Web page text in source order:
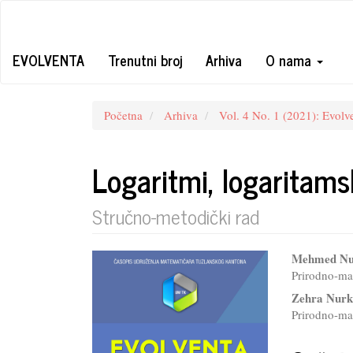
pageEVOLVENTA
Trenutni broj Arhiva O nama
Početna Arhiva Vol. 4 No. 1 (2021):
Logaritmi,
Stručno-metodički rad
Article
Sidebar
Main
Mehmed
Prirodno-
Zehra
Prirodno-